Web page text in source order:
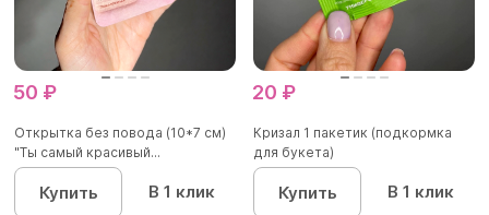
50 ₽
Открытка без повода (10*7 см)
"Ты самый красивый...
Купить В 1 клик
20 ₽
Кризал 1 пакетик (подкормка
для букета)
Купить В 1 клик